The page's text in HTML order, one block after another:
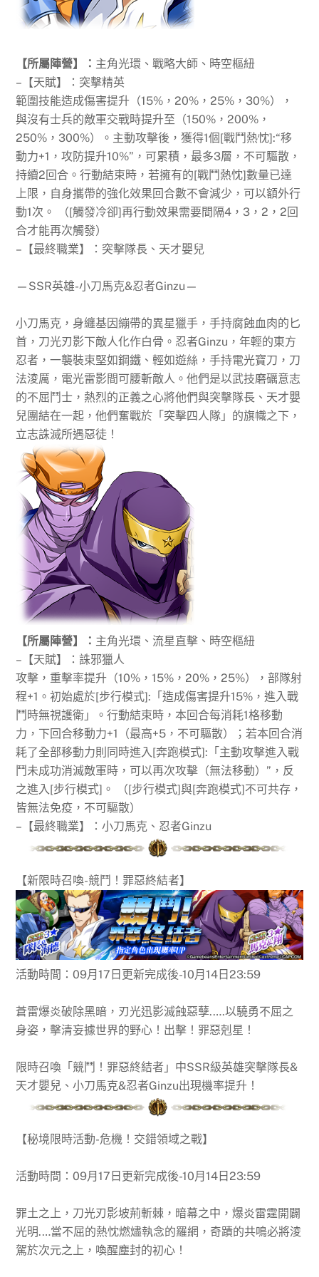
【所屬陣營】： 主角光環、戰略大師、時空樞紐
–【天賦】：突擊精英
範圍技能造成傷害提升（15%，20%，25%，30%），
與沒有士兵的敵軍交戰時提升至（150%，200%，
250%，300%）。主動攻擊後，獲得1個[戰鬥熱忱]:“移
動力+1，攻防提升10%”，可累積，最多3層，不可驅散，
持續2回合。行動結束時，若擁有的[戰鬥熱忱]數量已達
上限，自身攜帶的強化效果回合數不會減少，可以額外行
動1次。 （[觸發冷卻]再行動效果需要間隔4，3，2，2回
合才能再次觸發）
–【最終職業】：突擊隊長、天才嬰兒
—SSR英雄-小刀馬克&忍者Ginzu—
小刀馬克，身纏基因繃帶的異星獵手，手持腐蝕血肉的匕
首，刀光刃影下敵人化作白骨。忍者Ginzu，年輕的東方
忍者，一襲裝束堅如鋼鐵、輕如遊絲，手持電光寶刀，刀
法淩厲，電光雷影間可腰斬敵人。他們是以武技磨礪意志
的不屈鬥士，熱烈的正義之心將他們與突擊隊長、天才嬰
兒團結在一起，他們奮戰於「突擊四人隊」的旗幟之下，
立志誅滅所遇惡徒！
【所屬陣營】： 主角光環、流星直擊、時空樞紐
–【天賦】：誅邪獵人
攻擊，重擊率提升（10%，15%，20%，25%），部隊射
程+1。初始處於[步行模式]:「造成傷害提升15%，進入戰
鬥時無視護衛」。行動結束時，本回合每消耗1格移動
力，下回合移動力+1（最高+5，不可驅散）；若本回合消
耗了全部移動力則同時進入[奔跑模式]:「主動攻擊進入戰
鬥未成功消滅敵軍時，可以再次攻擊（無法移動）”，反
之進入[步行模式]。 （[步行模式]與[奔跑模式]不可共存，
皆無法免疫，不可驅散）
–【最終職業】：小刀馬克、忍者Ginzu
【新限時召喚-競鬥！罪惡終結者】
活動時間：09月17日更新完成後-10月14日23:59
蒼雷爆炎破除黑暗，刃光迅影滅蝕惡孽.….以驍勇不屈之
身姿，擊清妄據世界的野心！出擊！罪惡剋星！
限時召喚「競鬥！罪惡終結者」中SSR級英雄突擊隊長&
天才嬰兒、小刀馬克&忍者Ginzu出現機率提升！
【秘境限時活動-危機！交錯領域之戰】
活動時間：09月17日更新完成後-10月14日23:59
罪土之上，刀光刃影坡荊斬棘，暗幕之中，爆炎雷霆開闢
光明.…當不屈的熱忱燃燼執念的羅網，奇蹟的共鳴必將淩
駕於次元之上，喚醒塵封的初心！